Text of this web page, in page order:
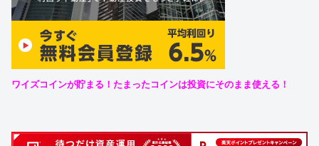
ワイズコインが貯まる！たまったコインは投資にそのまま使える！